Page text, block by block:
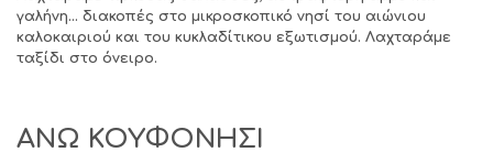
γαλήνη… διακοπές στο μικροσκοπικό νησί του αιώνιου
καλοκαιριού και του κυκλαδίτικου εξωτισμού. Λαχταράμε
ταξίδι στο όνειρο.
ΑΝΩ ΚΟΥΦΟΝΗΣΙ